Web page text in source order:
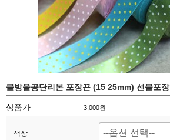
물방울공단리본 포장끈 (15 25mm) 선물포장
상품가 3,000원
색상